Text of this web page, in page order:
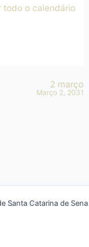
todo o calendário
2 março
Março 2, 2031
Santa Catarina de Sena